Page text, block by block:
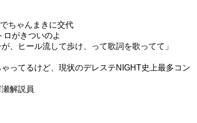
ちゃんまきに交代
がきついのよ
、ヒール流して歩け、って歌詞を歌ってて」
ってるけど、現状のデレステNIGHT史上最多コン
解説員